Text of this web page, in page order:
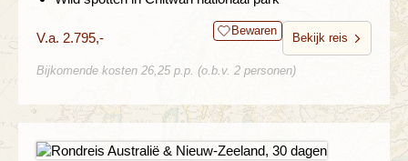
V.a. 2.795,- Bewaren
Bekijk reis
Bijkomende kosten 26,25 p.p. (o.b.v. 2 personen)